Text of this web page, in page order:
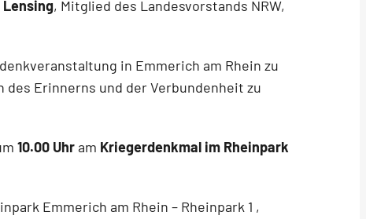
Lensing, Mitglied des Landesvorstands NRW,
in Emmerich am Rhein zu
Erinnerns und der Verbundenheit zu
10.00 Uhram Kriegerdenkmal im Rheinpark
Emmerich am Rhein – Rheinpark 1 ,